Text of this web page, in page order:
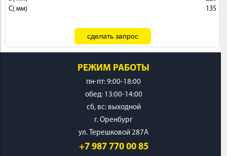
C( мм)
135
РЕЖИМ РАБОТЫ
пн-пт: 9:00-18:00
обед: 13:00-14:00
cб, вс: выходной
г. Оренбург
ул. Терешковой 287А
+7 987 770 00 85